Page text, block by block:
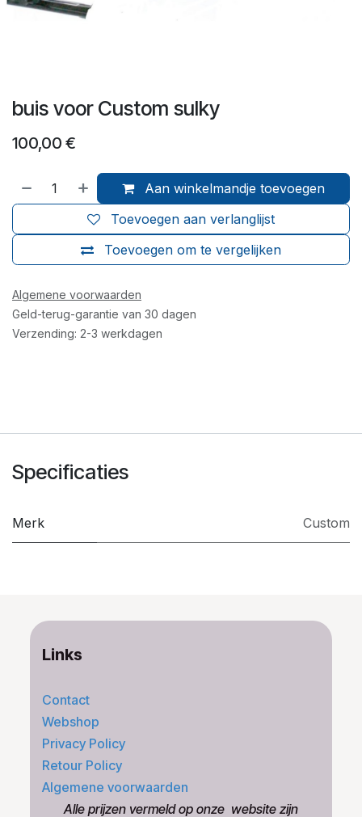
buis voor Custom sulky
100,00 €
Aan winkelmandje toevoegen
Toevoegen om te vergelijken
Toevoegen aan verlanglijst
Algemene voorwaarden
Geld-terug-garantie van 30 dagen
Verzending: 2-3 werkdagen
Specificaties
Merk Custom
Links
Contact
Webshop
Privacy Policy
Retour Policy
Algemene voorwaarden
​Alle prijzen vermeld op onze ​website zijn